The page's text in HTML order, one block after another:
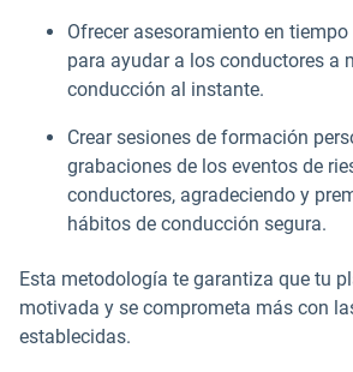
Ofrecer asesoramiento en
para ayudar a los conductores a
conducción al instante.
Crear sesiones de formación
grabaciones de los eventos de
conductores, agradeciendo y
hábitos de conducción segura.
Esta metodología te garantiza que tu
motivada y se comprometa más con
establecidas.